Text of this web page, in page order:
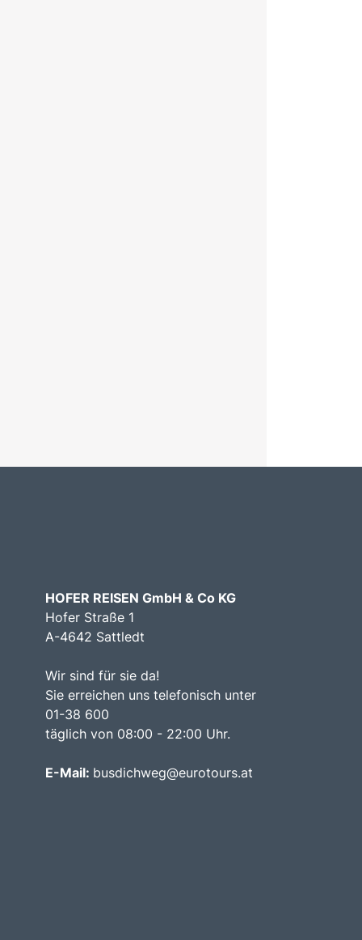
HOFER REISEN GmbH & Co KG
Hofer Straße 1
A-4642 Sattledt
Wir sind für sie da!
Sie erreichen uns telefonisch unter
01-38 600
täglich von 08:00 - 22:00 Uhr.
E-Mail: busdichweg@eurotours.at